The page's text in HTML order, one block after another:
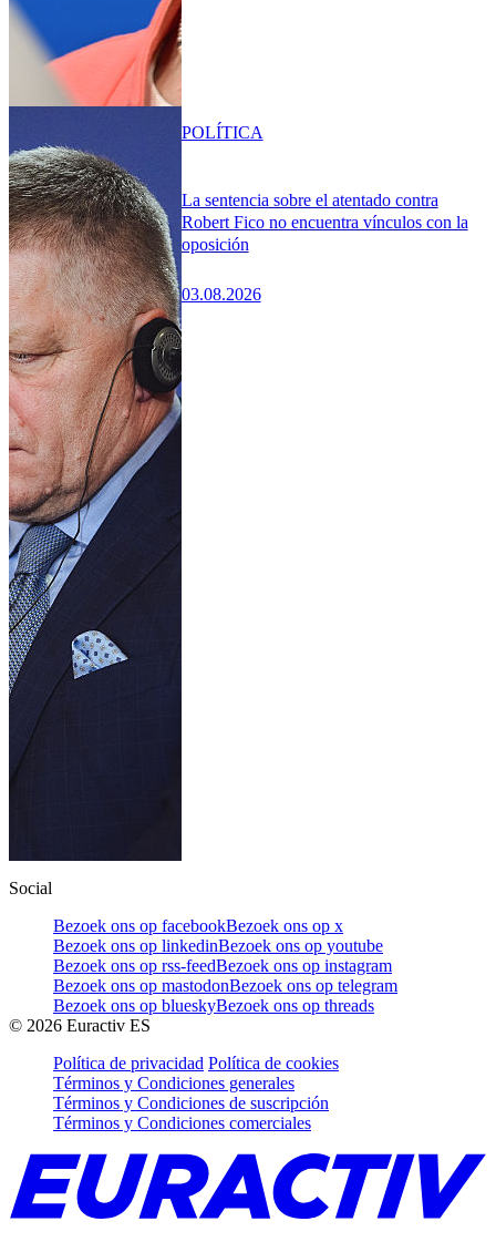
La sentencia sobre el atentado contra
Robert Fico no encuentra vínculos con la
oposición
03.08.2026
POLÍTICA
Social
Bezoek ons op facebookBezoek ons op x
Bezoek ons op linkedinBezoek ons op youtube
Bezoek ons op rss-feedBezoek ons op instagram
Bezoek ons op mastodonBezoek ons op telegram
Bezoek ons op blueskyBezoek ons op threads
© 2026 Euractiv ES
Política de privacidad Política de cookies
Términos y Condiciones generales
Términos y Condiciones de suscripción
Términos y Condiciones comerciales